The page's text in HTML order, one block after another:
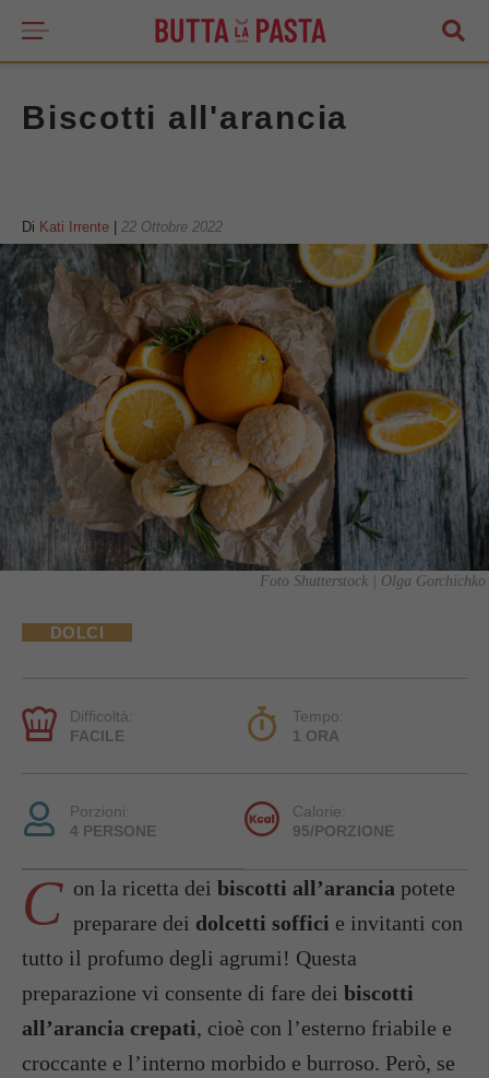
Biscotti all'arancia
Di Kati Irrente 22 Ottobre 2022
Foto Shutterstock | Olga Gorchichko
DOLCI
Difficoltà:
FACILE
Tempo:
1 ORA
Porzioni:
4 PERSONE
Calorie:
95/PORZIONE
C on la ricetta dei biscotti all’arancia potete
preparare dei dolcetti soffici e invitanti con
tutto il profumo degli agrumi! Questa
preparazione vi consente di fare dei biscotti
all’arancia crepati, cioè con l’esterno friabile e
croccante e l’interno morbido e burroso. Però, se